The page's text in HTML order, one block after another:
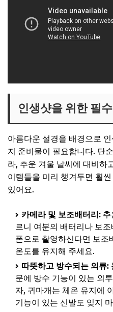
인생샷을 위한 필
아름다운 설경을 배경으로
지 준비물이 필요합니다. 단
라, 추운 겨울 날씨에 대비하
이템들을 미리 챙겨두면 훨
있어요.
카메라 및 보조배터리: 추
르니 여분의 배터리나 보
폰으로 촬영하신다면 보조
온도를 유지해 주세요.
따뜻하고 방수되는 의류:
문에 방수 기능이 있는 외
자, 귀마개는 체온 유지에
기능이 있는 신발도 잊지